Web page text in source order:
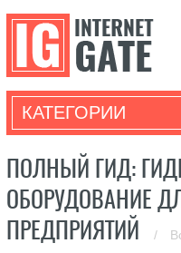
КАТЕГОРИИ
ПОЛНЫЙ ГИД:
ОБОРУДОВАНИЕ
ПРЕДПРИЯТИЙ
/